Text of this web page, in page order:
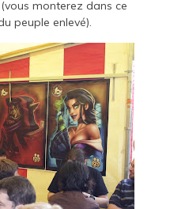
monterez dans ce
peuple enlevé).